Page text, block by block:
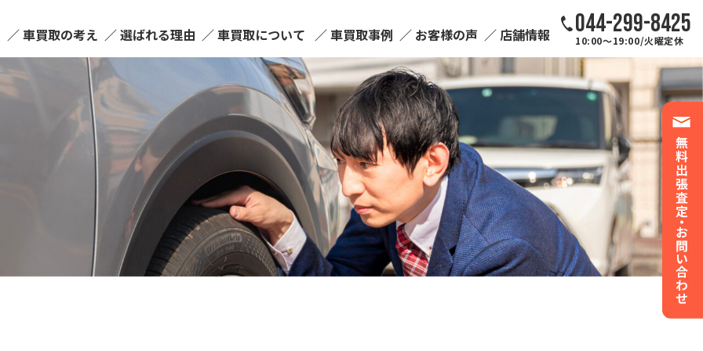
車買取の考え 選ばれる理由 車買取について 車買取事例 お客様の声 店舗情報 044-299-8425
10:00～19:00/火曜定休